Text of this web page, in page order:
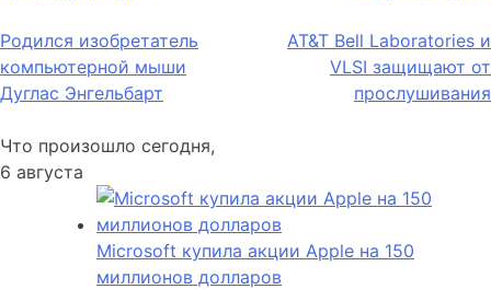
записям
Родился изобретатель
компьютерной мыши
Дуглас Энгельбарт
AT&T Bell Laboratories и
VLSI защищают от
прослушивания
Что произошло сегодня,
6 августа
Microsoft купила акции Apple на 150
миллионов долларов